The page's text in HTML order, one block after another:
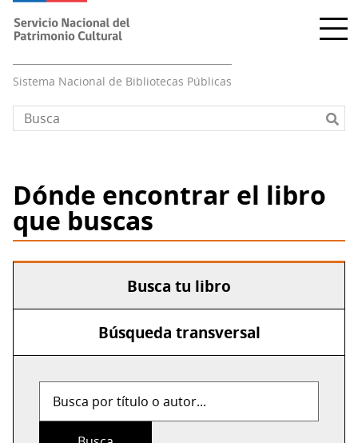
principal
Sistema Nacional de Bibliotecas Públicas
Dónde encontrar el libro
que buscas
Busca tu libro
Búsqueda transversal
Busca
por